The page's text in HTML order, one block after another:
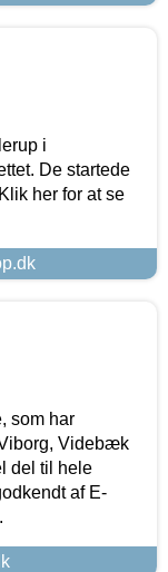
i
De startede
her for at se
som har
Videbæk
del til hele
af E-